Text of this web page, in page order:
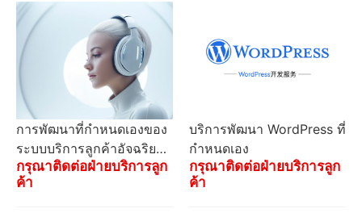
การพัฒนาที่กำหนดเองของ
ระบบบริการลูกค้าอัจฉริยะ
AI ตลอด 24 ชั่วโมงขององ
ค์กร
กรุณาติดต่อฝ่ายบริการลูก
ค้า
บริการพัฒนา WordPress ที่
กำหนดเอง
กรุณาติดต่อฝ่ายบริการลูก
ค้า